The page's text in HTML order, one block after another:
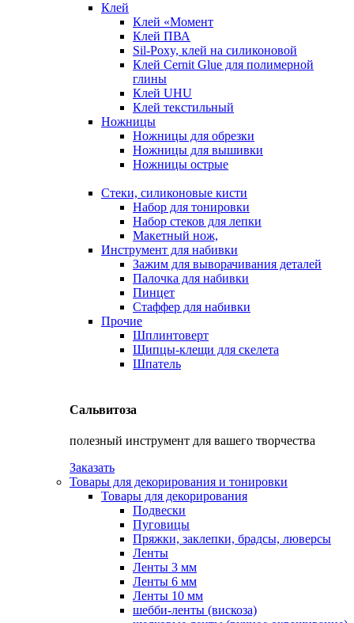
Клей
Клей «Момент
Клей ПВА
Sil-Poxy, клей на силиконовой
Клей Cernit Glue для полимерной
глины
Клей UHU
Клей текстильный
Ножницы
Ножницы для обрезки
Ножницы для вышивки
Ножницы острые
Стеки, силиконовые кисти
Набор для тонировки
Набор стеков для лепки
Макетный нож,
Инструмент для набивки
Зажим для выворачивания деталей
Палочка для набивки
Пинцет
Стаффер для набивки
Прочие
Шплинтоверт
Щипцы-клещи для скелета
Шпатель
Сальвитоза
полезный инструмент для вашего творчества
Заказать
Товары для декорирования и тонировки
Товары для декорирования
Подвески
Пуговицы
Пряжки, заклепки, брадсы, люверсы
Ленты
Ленты 3 мм
Ленты 6 мм
Ленты 10 мм
шебби-ленты (вискоза)